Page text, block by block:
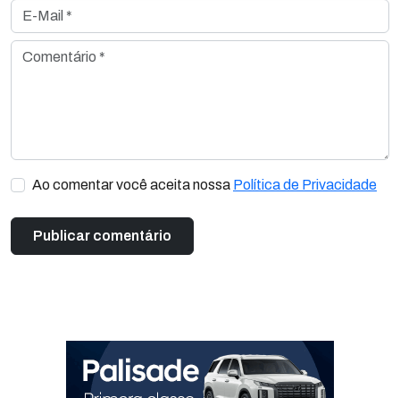
E-Mail *
Comentário *
Ao comentar você aceita nossa Política de Privacidade